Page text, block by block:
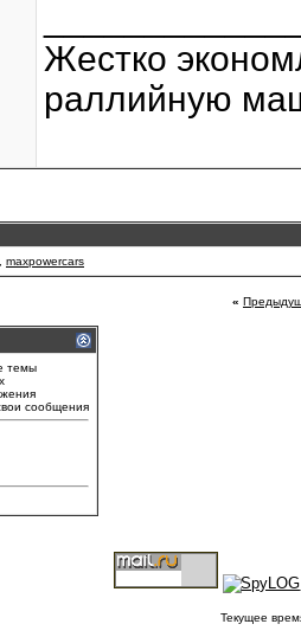
Жестко
раллийную
maxpowercars
«
темы
сообщения
Текущее